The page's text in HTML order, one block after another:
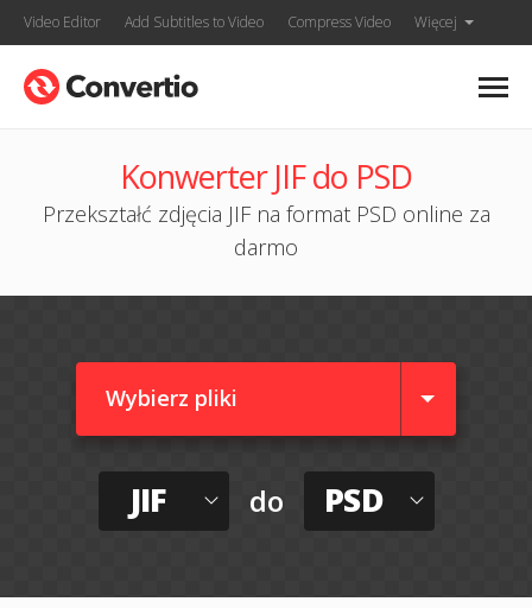
Video Editor Add Subtitles to Video Compress Video Więcej
Konwerter JIF do PSD
Przekształć zdjęcia JIF na format PSD online za
darmo
Wybierz pliki
JIF do PSD